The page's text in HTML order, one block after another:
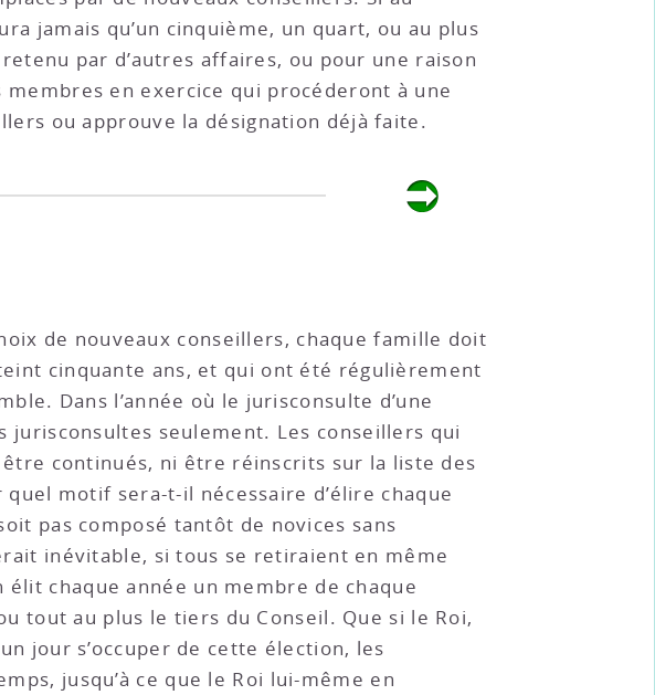
jamais qu’un cinquième, un quart, ou au plus
par d’autres affaires, ou pour une raison
en exercice qui procéderont à une
ou approuve la désignation déjà faite.
de nouveaux conseillers, chaque famille doit
cinquante ans, et qui ont été régulièrement
Dans l’année où le jurisconsulte d’une
seulement. Les conseillers qui
continués, ni être réinscrits sur la liste des
motif sera-t-il nécessaire d’élire chaque
pas composé tantôt de novices sans
inévitable, si tous se retiraient en même
chaque année un membre de chaque
tout au plus le tiers du Conseil. Que si le Roi,
jour s’occuper de cette élection, les
jusqu’à ce que le Roi lui-même en